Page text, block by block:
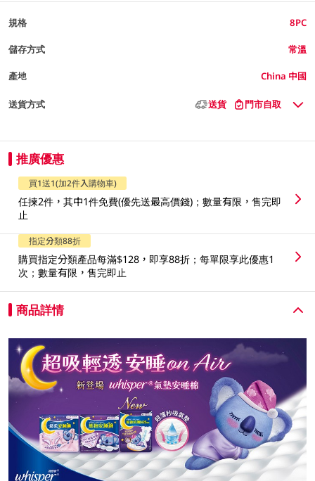
規格 8PC
儲存方式 常溫
產地 China 中國
送貨方式 送貨 門市自取
推廣優惠
買1送1(加2件入購物車)
任揀2件，其中1件免費(優先送最高價錢)；數量有限，售完即
止
指定分類88折
購買指定分類產品每滿$128，即享88折；每單限享此優惠1
次；數量有限，售完即止
商品詳情